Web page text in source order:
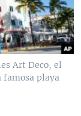
Art Deco, el
famosa playa